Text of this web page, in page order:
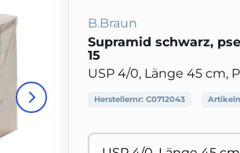
B.Braun
Supramid schwarz,
15
USP 4/0, Länge 45 cm,
Herstellernr: C0712043